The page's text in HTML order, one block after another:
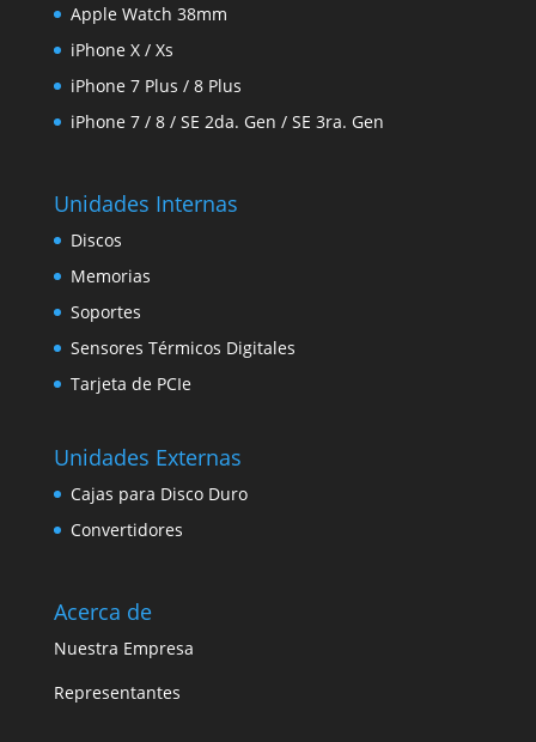
Apple Watch 38mm
iPhone X / Xs
iPhone 7 Plus / 8 Plus
iPhone 7 / 8 / SE 2da. Gen / SE 3ra. Gen
Unidades Internas
Discos
Memorias
Soportes
Sensores Térmicos Digitales
Tarjeta de PCIe
Unidades Externas
Cajas para Disco Duro
Convertidores
Acerca de
Nuestra Empresa
Representantes